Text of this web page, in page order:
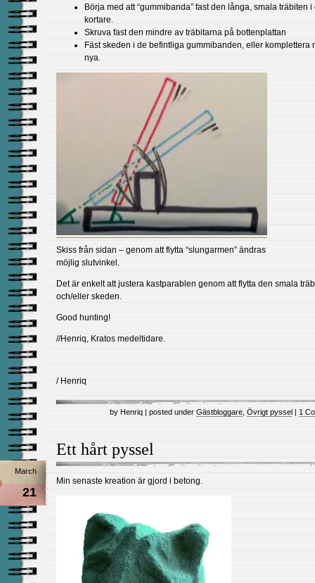
Börja med att “gummibanda” fast den långa, smala träbiten i
kortare.
Skruva fast den mindre av träbitarna på bottenplattan
Fäst skeden i de befintliga gummibanden, eller komplettera
nya.
Skiss från sidan – genom att flytta “slungarmen” ändras
möjlig slutvinkel.
Det är enkelt att justera kastparablen genom att flytta den smala
och/eller skeden.
Good hunting!
//Henriq, Kratos medeltidare.
/ Henriq
by Henriq | posted under Gästbloggare Övrigt pyssel | 1
Ett hårt pyssel
March
21
Min senaste kreation är gjord i betong.